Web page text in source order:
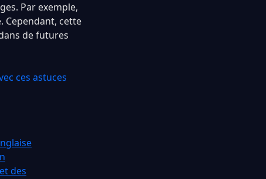
Par exemple,
Cependant, cette
de futures
ces astuces
des